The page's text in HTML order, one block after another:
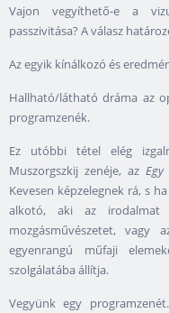
Vajon vegyíthető-e a
passzivitása? A válasz
Az egyik kínálkozó és
Hallható/látható dráma az
programzenék.
Ez utóbbi tétel elég
Muszorgszkij zenéje, az Egy
Kevesen képzelegnek rá, s
alkotó, aki az
mozgásművészetet,
egyenrangú műfaji
szolgálatába állítja.
Vegyünk egy